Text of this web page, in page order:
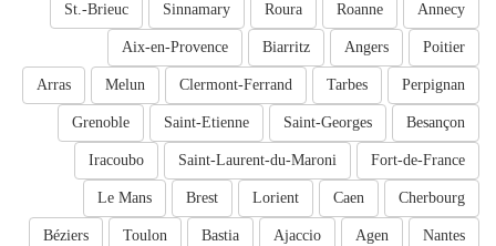
Annecy
Roanne
Roura
Sinnamary
St.-Brieuc
Poitier
Angers
Biarritz
Aix-en-Provence
Perpignan
Tarbes
Clermont-Ferrand
Melun
Arras
Besançon
Saint-Georges
Saint-Etienne
Grenoble
Fort-de-France
Saint-Laurent-du-Maroni
Iracoubo
Cherbourg
Caen
Lorient
Brest
Le Mans
Nantes
Agen
Ajaccio
Bastia
Toulon
Béziers